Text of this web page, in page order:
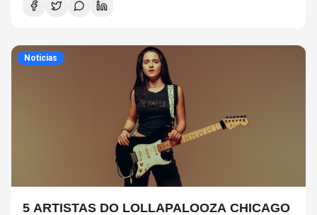
Noticias
5 ARTISTAS DO LOLLAPALOOZA CHICAGO